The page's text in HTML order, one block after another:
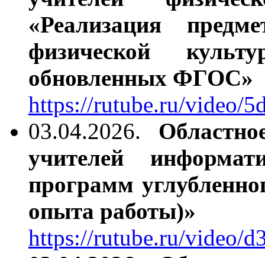
«Реализация
физической
обновленных ФГОС»
https://rutube.ru/video/
03.04.2026.
учителей
программ
опыта работы)»
https://rutube.ru/video/